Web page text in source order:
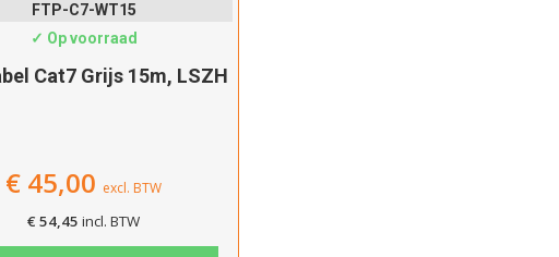
FTP-C7-WT15
✓ Op voorraad
Cat7 Grijs 15m, LSZH
€ 45,00 excl. BTW
€ 54,45 incl. BTW